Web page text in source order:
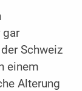
gar
Schweiz
einem
Alterung